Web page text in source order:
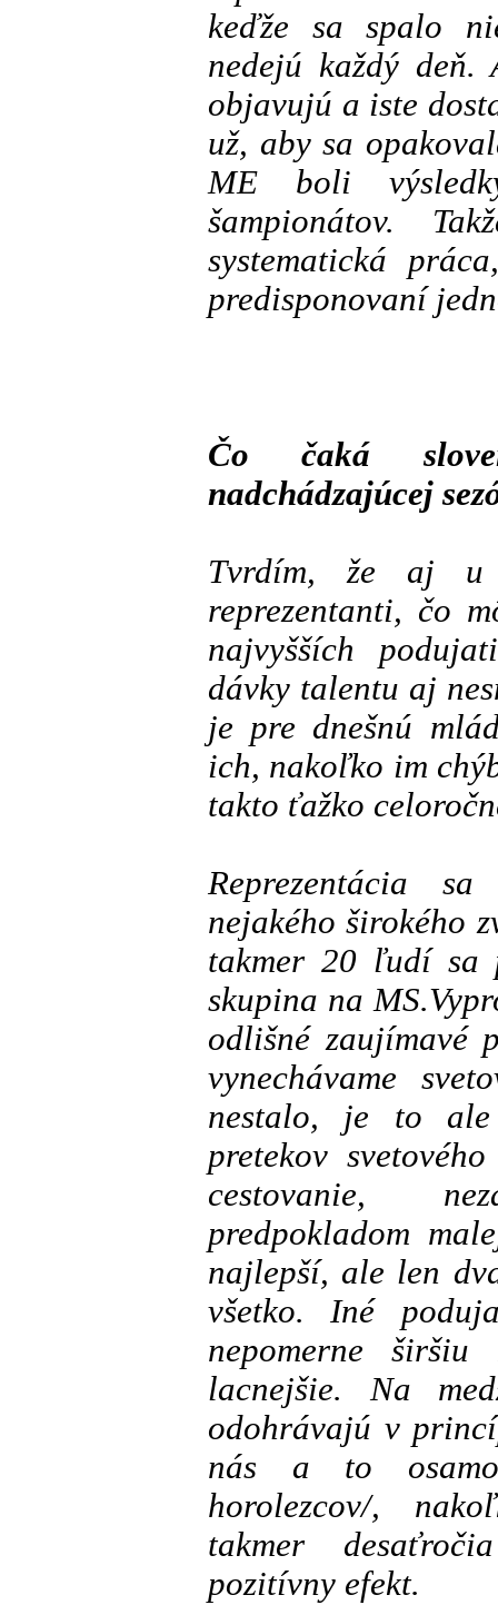
keďže sa spalo
nedejú každý deň.
objavujú a iste
už, aby sa
ME boli
šampionátov.
systematická
predisponovaní
Čo čaká
nadchádzajúcej
Tvrdím, že aj
reprezentanti, čo
najvyšších
dávky talentu aj
je pre dnešnú
ich, nakoľko im
takto ťažko
Reprezentácia
nejakého širokého
takmer 20 ľudí sa
skupina na
odlišné zaujímavé
vynechávame
nestalo, je to
pretekov
cestovanie,
predpokladom
najlepší, ale len
všetko. Iné
nepomerne
lacnejšie. Na
odohrávajú v
nás a to
horolezcov/,
takmer
pozitívny efekt.